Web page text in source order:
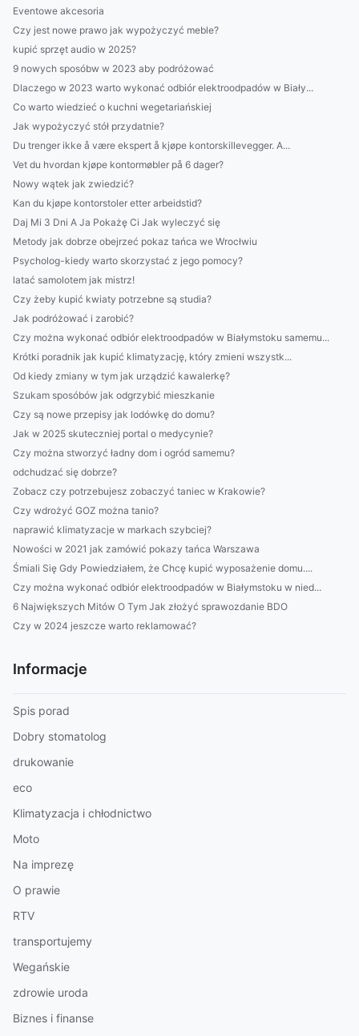
Eventowe akcesoria
Czy jest nowe prawo jak wypożyczyć meble?
kupić sprzęt audio w 2025?
9 nowych sposóbw w 2023 aby podróżować
Dlaczego w 2023 warto wykonać odbiór elektroodpadów w Biały...
Co warto wiedzieć o kuchni wegetariańskiej
Jak wypożyczyć stół przydatnie?
Du trenger ikke å være ekspert å kjøpe kontorskillevegger. A...
Vet du hvordan kjøpe kontormøbler på 6 dager?
Nowy wątek jak zwiedzić?
Kan du kjøpe kontorstoler etter arbeidstid?
Daj Mi 3 Dni A Ja Pokażę Ci Jak wyleczyć się
Metody jak dobrze obejrzeć pokaz tańca we Wrocłwiu
Psycholog-kiedy warto skorzystać z jego pomocy?
latać samolotem jak mistrz!
Czy żeby kupić kwiaty potrzebne są studia?
Jak podróżować i zarobić?
Czy można wykonać odbiór elektroodpadów w Białymstoku samemu...
Krótki poradnik jak kupić klimatyzację, który zmieni wszystk...
Od kiedy zmiany w tym jak urządzić kawalerkę?
Szukam sposóbów jak odgrzybić mieszkanie
Czy są nowe przepisy jak lodówkę do domu?
Jak w 2025 skuteczniej portal o medycynie?
Czy można stworzyć ładny dom i ogród samemu?
odchudzać się dobrze?
Zobacz czy potrzebujesz zobaczyć taniec w Krakowie?
Czy wdrożyć GOZ można tanio?
naprawić klimatyzacje w markach szybciej?
Nowości w 2021 jak zamówić pokazy tańca Warszawa
Śmiali Się Gdy Powiedziałem, że Chcę kupić wyposażenie domu....
Czy można wykonać odbiór elektroodpadów w Białymstoku w nied...
6 Największych Mitów O Tym Jak złożyć sprawozdanie BDO
Czy w 2024 jeszcze warto reklamować?
Informacje
Spis porad
Dobry stomatolog
drukowanie
eco
Klimatyzacja i chłodnictwo
Moto
Na imprezę
O prawie
RTV
transportujemy
Wegańskie
zdrowie uroda
Biznes i finanse